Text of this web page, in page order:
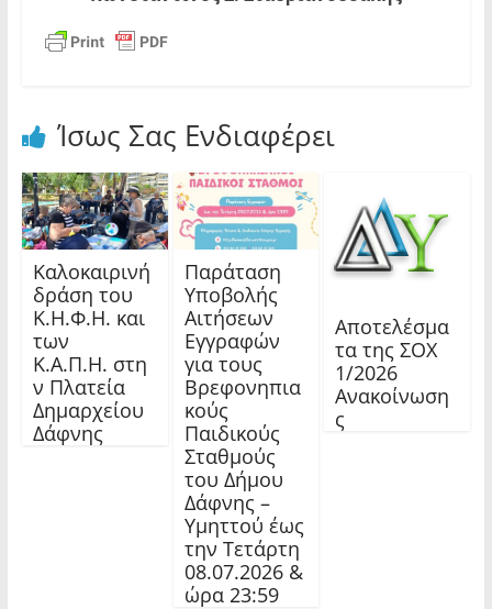
Ίσως Σας Ενδιαφέρει
Καλοκαιρινή
δράση του
Κ.Η.Φ.Η. και
των
Κ.Α.Π.Η. στη
ν Πλατεία
Δημαρχείου
Δάφνης
Παράταση
Υποβολής
Αιτήσεων
Εγγραφών
για τους
Βρεφονηπια
κούς
Παιδικούς
Σταθμούς
του Δήμου
Δάφνης –
Υμηττού έως
την Τετάρτη
08.07.2026 &
ώρα 23:59
Αποτελέσμα
τα της ΣΟΧ
1/2026
Ανακοίνωση
ς